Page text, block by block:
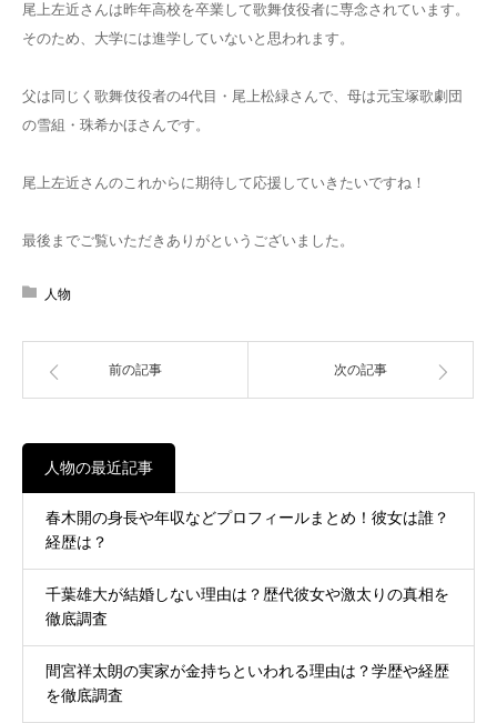
尾上左近さんは昨年高校を卒業して歌舞伎役者に専念されています。
そのため、大学には進学していないと思われます。
父は同じく歌舞伎役者の4代目・尾上松緑さんで、母は元宝塚歌劇団
の雪組・珠希かほさんです。
尾上左近さんのこれからに期待して応援していきたいですね！
最後までご覧いただきありがというございました。
人物
前の記事 次の記事
人物の最近記事
春木開の身長や年収などプロフィールまとめ！彼女は誰？
経歴は？
千葉雄大が結婚しない理由は？歴代彼女や激太りの真相を
徹底調査
間宮祥太朗の実家が金持ちといわれる理由は？学歴や経歴
を徹底調査